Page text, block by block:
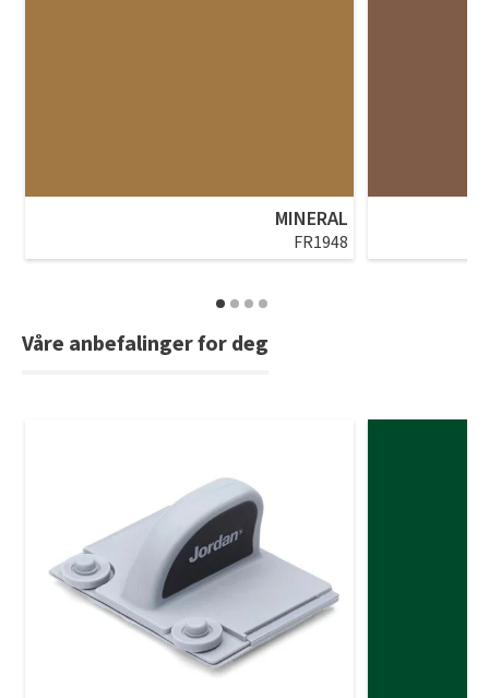
MINERAL
FR1948
Våre anbefalinger for deg